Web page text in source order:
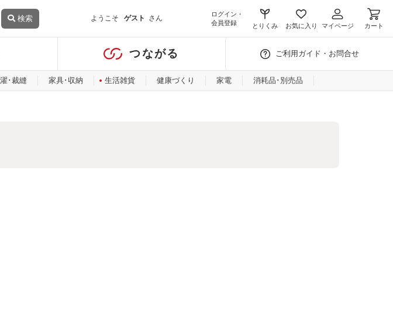
検索 ようこそ ゲスト さん
ログイン・
会員登録
とりくみ お気に入り マイページ カート
つながる ご利用ガイド・お問合せ
･裁縫 家具･収納 生活雑貨 健康づくり 家電 消耗品･別売品